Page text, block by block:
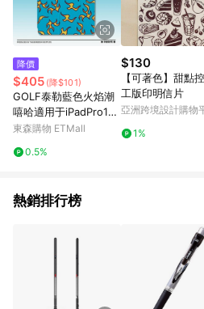
則請以點數紅包活動說明為準。 11. 若
頁面後才首次下載 Pinkoi APP 並完成
上，首次下載 Pinkoi APP 後，需透過
降價
$405 (降$101)
GOLF泰勒藍色火焰潮
嘻哈適用于iPadPro11
三折保護殼air4/5/mini
東森購物 ETMall
0.5%
$130
【可著色】甜點
工版印明信片
亞洲跨境設計購物
1%
熱銷排行榜